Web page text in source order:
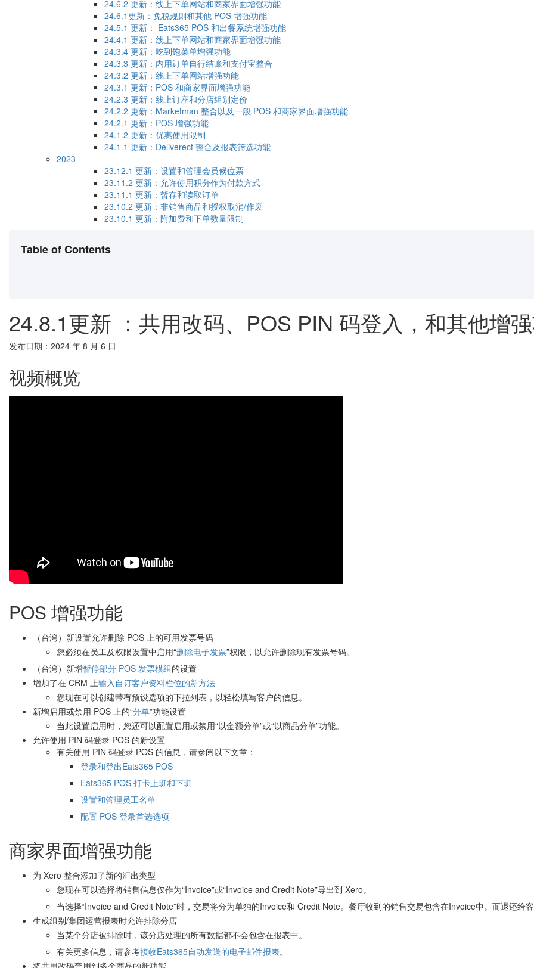
24.6.2 更新：线上下单网站和商家界面增强功能
24.6.1更新：免税规则和其他 POS 增强功能
24.5.1 更新： Eats365 POS 和出餐系统增强功能
24.4.1 更新：线上下单网站和商家界面增强功能
24.3.4 更新：吃到饱菜单增强功能
24.3.3 更新：内用订单自行结账和支付宝整合
24.3.2 更新：线上下单网站增强功能
24.3.1 更新：POS 和商家界面增强功能
24.2.3 更新：线上订座和分店组别定价
24.2.2 更新：Marketman 整合以及一般 POS 和商家界面增强功能
24.2.1 更新：POS 增强功能
24.1.2 更新：优惠使用限制
24.1.1​ 更新：Deliverect 整合及报表筛选功能
2023
23.12.1​ 更新：设置和管理会员候位票
23.11.2​ 更新：允许使用积分作为付款方式
23.11.1 更新：暂存和读取订单
23.10.2 更新：非销售商品和授权取消/作废
23.10.1 更新：附加费和下单数量限制
Table of Contents
24.8.1更新 ：共用改码、POS PIN 码登入，和其他增
发布日期：2024 年 8 月 6 日
视频概览
POS 增强功能
（台湾）新设置允许删除 POS 上的可用发票号码
您必须在员工及权限设置中启用“删除电子发票”权限，以允许删除现有发票号码。
（台湾）新增暂停部分 POS 发票模组的设置
增加了在 CRM 上输入自订客户资料栏位的新方法
您现在可以创建带有预设选项的下拉列表，以轻松填写客户的信息。
新增启用或禁用 POS 上的“分单”功能设置
当此设置启用时，您还可以配置启用或禁用“以金额分单”或“以商品分单”功能。
允许使用 PIN 码登录 POS 的新设置
有关使用 PIN 码登录 POS 的信息，请参阅以下文章：
登录和登出Eats365 POS
Eats365 POS 打卡上班和下班
设置和管理员工名单
配置 POS 登录首选选项
商家界面增强功能
为 Xero 整合添加了新的汇出类型
您现在可以选择将销售信息仅作为“Invoice”或“Invoice and Credit Note”导出到 Xero。
当选择“Invoice and Credit Note”时，交易将分为单独的Invoice和 Credit Note。餐厅收到的销售交易包含在Invoice中。而退还给
生成组别/集团运营报表时允许排除分店
当某个分店被排除时，该分店处理的所有数据都不会包含在报表中。
有关更多信息，请参考接收Eats365自动发送的电子邮件报表。